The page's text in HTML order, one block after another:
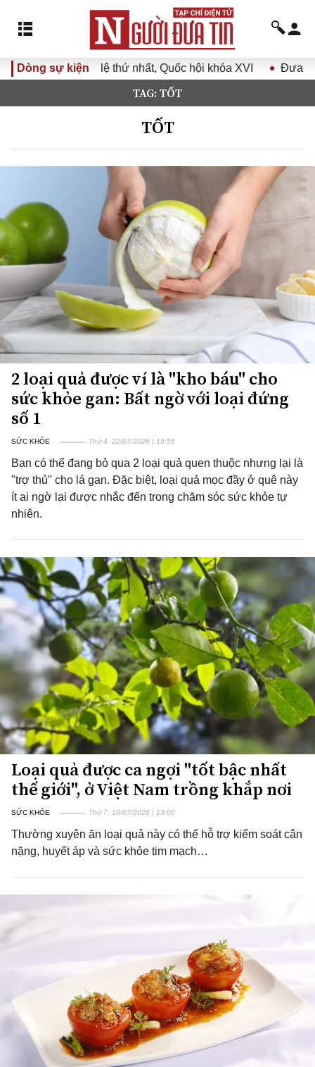
Dòng sự kiện
nhất, Quốc hội khóa XVI Đưa Nghị quyết Đại hội Đảng
TAG: TỐT
TỐT
2 loại quả được ví là "kho báu" cho
sức khỏe gan: Bất ngờ với loại đứng
số 1
SỨC KHỎE Thứ 4, 22/07/2026 | 19:55
Bạn có thể đang bỏ qua 2 loại quả quen thuộc nhưng lại là
"trợ thủ" cho lá gan. Đặc biệt, loại quả mọc đầy ở quê này
ít ai ngờ lại được nhắc đến trong chăm sóc sức khỏe tự
nhiên.
Loại quả được ca ngợi "tốt bậc nhất
thế giới", ở Việt Nam trồng khắp nơi
SỨC KHỎE Thứ 7, 18/07/2026 | 13:00
Thường xuyên ăn loại quả này có thể hỗ trợ kiểm soát cân
nặng, huyết áp và sức khỏe tim mạch…